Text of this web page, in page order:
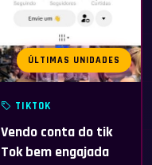
ÚLTIMAS UNIDADES
TIKTOK
Vendo conta do tik
Tok bem engajada